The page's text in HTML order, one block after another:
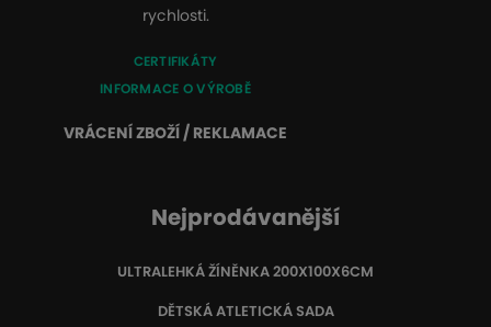
rychlosti.
CERTIFIKÁTY
INFORMACE O VÝROBĚ
VRÁCENÍ ZBOŽÍ / REKLAMACE
Nejprodávanější
ULTRALEHKÁ ŽÍNĚNKA 200X100X6CM
DĚTSKÁ ATLETICKÁ SADA